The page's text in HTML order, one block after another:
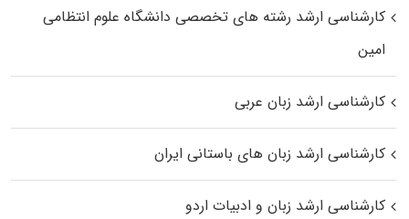
کارشناسی ارشد رﺷﺘﻪ ﻫﺎی تخصصی داﻧﺸﮕﺎه ﻋﻠﻮم انتظامی
اﻣﻴﻦ
کارشناسی ارشد زبان عربی
کارشناسی ارشد زبان‌ های باستانی ایران
کارشناسی ارشد زبان و ادبیات اردو